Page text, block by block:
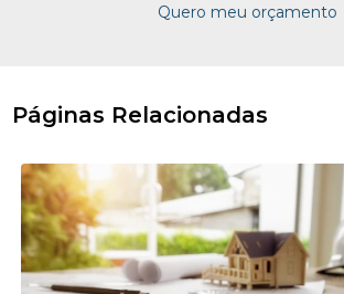
Quero meu orçamento
Páginas Relacionadas